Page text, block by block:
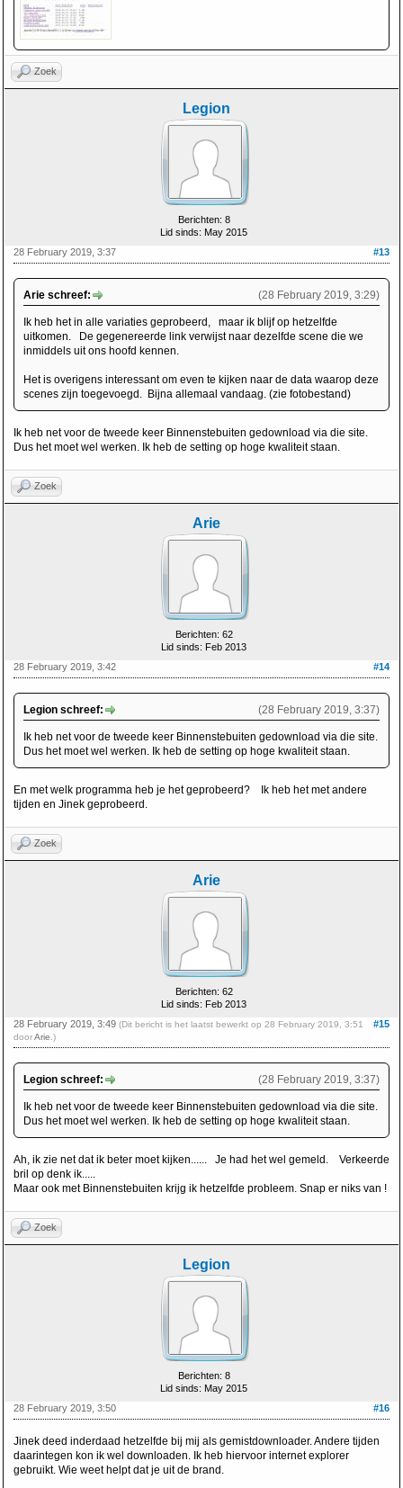
Zoek
Legion
Berichten: 8
Lid sinds: May 2015
#13
28 February 2019, 3:37
(28 February 2019, 3:29)
Arie schreef:
Ik heb het in alle variaties geprobeerd, maar ik blijf op hetzelfde
uitkomen. De gegenereerde link verwijst naar dezelfde scene die we
inmiddels uit ons hoofd kennen.
Het is overigens interessant om even te kijken naar de data waarop deze
scenes zijn toegevoegd. Bijna allemaal vandaag. (zie fotobestand)
Ik heb net voor de tweede keer Binnenstebuiten gedownload via die site.
Dus het moet wel werken. Ik heb de setting op hoge kwaliteit staan.
Zoek
Arie
Berichten: 62
Lid sinds: Feb 2013
#14
28 February 2019, 3:42
(28 February 2019, 3:37)
Legion schreef:
Ik heb net voor de tweede keer Binnenstebuiten gedownload via die site.
Dus het moet wel werken. Ik heb de setting op hoge kwaliteit staan.
En met welk programma heb je het geprobeerd? Ik heb het met andere
tijden en Jinek geprobeerd.
Zoek
Arie
Berichten: 62
Lid sinds: Feb 2013
#15
28 February 2019, 3:49 (Dit bericht is het laatst bewerkt op 28 February 2019, 3:51
doorArie .)
(28 February 2019, 3:37)
Legion schreef:
Ik heb net voor de tweede keer Binnenstebuiten gedownload via die site.
Dus het moet wel werken. Ik heb de setting op hoge kwaliteit staan.
Ah, ik zie net dat ik beter moet kijken...... Je had het wel gemeld. Verkeerde
bril op denk ik.....
Maar ook met Binnenstebuiten krijg ik hetzelfde probleem. Snap er niks van !
Zoek
Legion
Berichten: 8
Lid sinds: May 2015
#16
28 February 2019, 3:50
Jinek deed inderdaad hetzelfde bij mij als gemistdownloader. Andere tijden
daarintegen kon ik wel downloaden. Ik heb hiervoor internet explorer
gebruikt. Wie weet helpt dat je uit de brand.